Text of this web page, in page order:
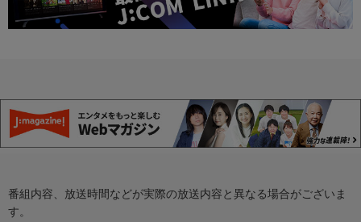
番組内容、放送時間などが実際の放送内容と異なる場合がございま
す。